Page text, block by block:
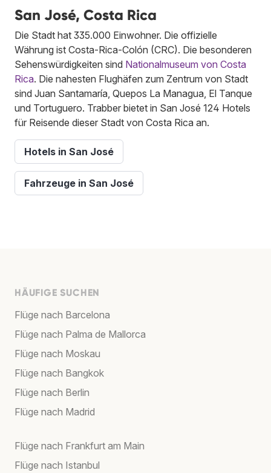
San José, Costa Rica
Die Stadt hat 335.000 Einwohner. Die offizielle
Währung ist Costa-Rica-Colón (CRC). Die besonderen
Sehenswürdigkeiten sind Nationalmuseum von Costa
Rica. Die nahesten Flughäfen zum Zentrum von Stadt
sind Juan Santamaría, Quepos La Managua, El Tanque
und Tortuguero. Trabber bietet in San José 124 Hotels
für Reisende dieser Stadt von Costa Rica an.
Hotels in San José
Fahrzeuge in San José
HÄUFIGE SUCHEN
Flüge nach Barcelona
Flüge nach Palma de Mallorca
Flüge nach Moskau
Flüge nach Bangkok
Flüge nach Berlin
Flüge nach Madrid
Flüge nach Frankfurt am Main
Flüge nach Istanbul